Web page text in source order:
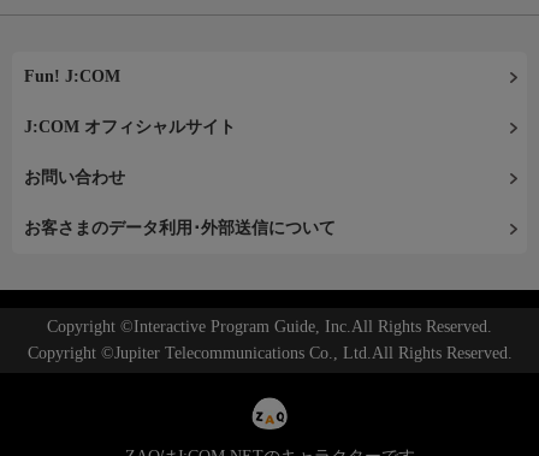
Fun! J:COM
J:COM オフィシャルサイト
お問い合わせ
お客さまのデータ利用･外部送信について
Copyright ©Interactive Program Guide, Inc.All Rights Reserved.
Copyright ©Jupiter Telecommunications Co., Ltd.All Rights Reserved.